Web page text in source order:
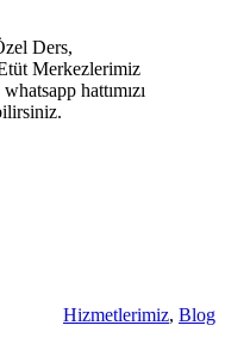
Ders,
Merkezlerimiz
hattımızı
Hizmetlerimiz, Blog